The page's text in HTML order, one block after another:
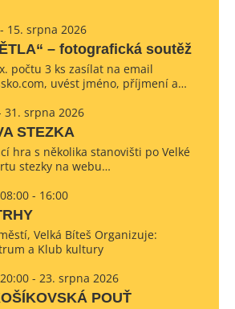
15. srpna 2026
– fotografická soutěž
počtu 3 ks zasílat na email
uvést jméno, příjmení a…
31. srpna 2026
STEZKA
hra s několika stanovišti po Velké
stezky na webu…
- 16:00
Velká Bíteš Organizuje:
a Klub kultury
- 23. srpna 2026
POUŤ